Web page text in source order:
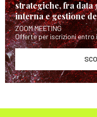
strategiche, fra data
interna e gestione
ZOOM MEETING
Offerte per iscrizioni entro